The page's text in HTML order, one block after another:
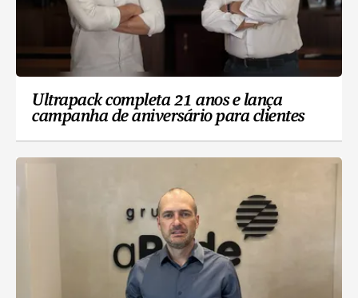
Ultrapack completa 21 anos e lança
campanha de aniversário para clientes